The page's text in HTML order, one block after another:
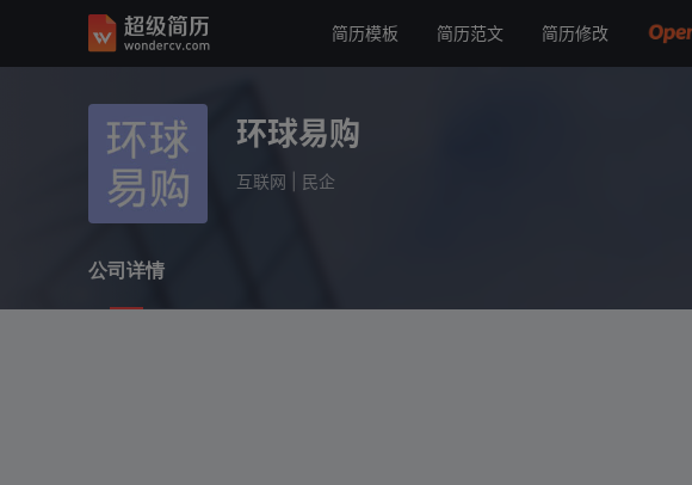
简历模板 简历范文 简历修改
环球易购
公司详情 环球易购
互联网 民企
公司详情